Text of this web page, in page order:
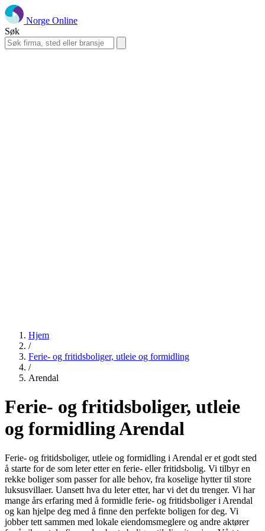
Norge Online
Søk
Hjem
/
Ferie- og fritidsboliger, utleie og formidling
/
Arendal
Ferie- og fritidsboliger, utleie
og formidling Arendal
Ferie- og fritidsboliger, utleie og formidling i Arendal er et godt sted
å starte for de som leter etter en ferie- eller fritidsbolig. Vi tilbyr en
rekke boliger som passer for alle behov, fra koselige hytter til store
luksusvillaer. Uansett hva du leter etter, har vi det du trenger. Vi har
mange års erfaring med å formidle ferie- og fritidsboliger i Arendal
og kan hjelpe deg med å finne den perfekte boligen for deg. Vi
jobber tett sammen med lokale eiendomsmeglere og andre aktører